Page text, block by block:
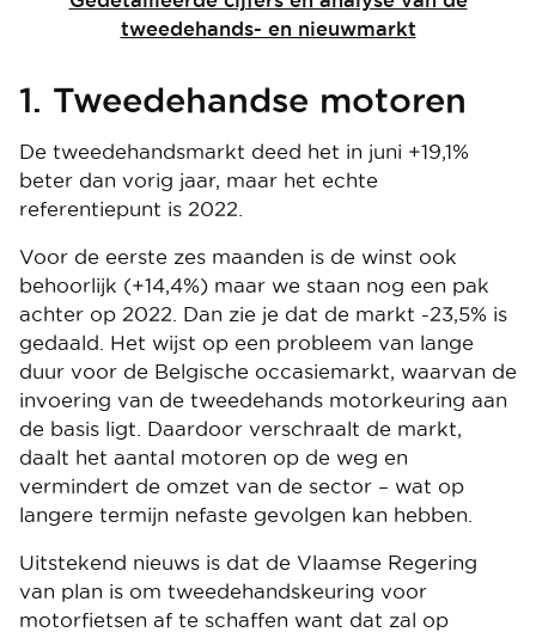
tweedehands- en nieuwmarkt
1. Tweedehandse motoren
De tweedehandsmarkt deed het in juni +19,1%
beter dan vorig jaar, maar het echte
referentiepunt is 2022.
Voor de eerste zes maanden is de winst ook
behoorlijk (+14,4%) maar we staan nog een pak
achter op 2022. Dan zie je dat de markt -23,5% is
gedaald. Het wijst op een probleem van lange
duur voor de Belgische occasiemarkt, waarvan de
invoering van de tweedehands motorkeuring aan
de basis ligt. Daardoor verschraalt de markt,
daalt het aantal motoren op de weg en
vermindert de omzet van de sector – wat op
langere termijn nefaste gevolgen kan hebben.
Uitstekend nieuws is dat de Vlaamse Regering
van plan is om tweedehandskeuring voor
motorfietsen af te schaffen want dat zal op